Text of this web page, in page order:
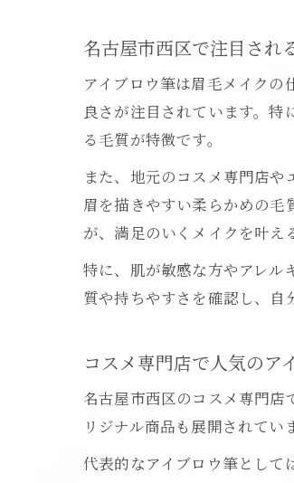
名古屋市西区で注目され
アイブロウ筆は眉毛メイク
良さが注目されています。
る毛質が特徴です。
また、地元のコスメ専門店
眉を描きやすい柔らかめの毛
が、満足のいくメイクを叶え
特に、肌が敏感な方やアレル
質や持ちやすさを確認し、自
コスメ専門店で人気のア
名古屋市西区のコスメ専門店
リジナル商品も展開されてい
代表的なアイブロウ筆として